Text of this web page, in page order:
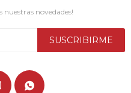
nuestras novedades!
SUSCRIBIRME
